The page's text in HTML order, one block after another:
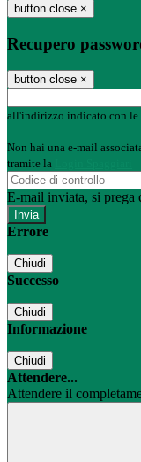
button close ×
Recupero
button close ×
all'indirizzo indicato con le
Non hai una e-mail
tramite la
E-mail inviata, si prega
Errore
Chiudi
Successo
Chiudi
Informazione
Chiudi
Attendere...
Attendere il